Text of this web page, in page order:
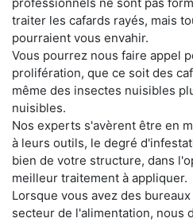
traiter les cafards rayés, mais
pourraient vous envahir.
Vous pourrez nous faire appel
prolifération, que ce soit des
même des insectes nuisibles
nuisibles.
Nos experts s'avèrent être en
à leurs outils, le degré
bien de votre structure, dans
meilleur traitement à appliquer.
Lorsque vous avez des
secteur de l'alimentation, nous